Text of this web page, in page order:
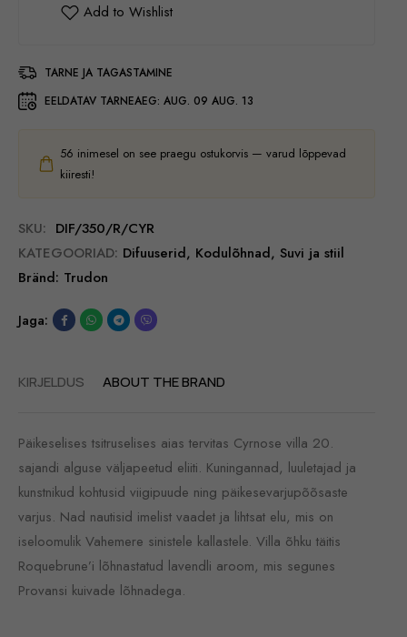
TARNE JA TAGASTAMINE
EELDATAV TARNEAEG: AUG. 09 AUG. 13
56 inimesel on see praegu ostukorvis — varud lõppevad
kiiresti!
SKU: DIF/350/R/CYR
KATEGOORIAD: Difuuserid, Kodulõhnad, Suvi ja stiil
Bränd: Trudon
Jaga:
KIRJELDUS ABOUT THE BRAND
Päikeselises tsitruselises aias tervitas Cyrnose villa 20.
sajandi alguse väljapeetud eliiti. Kuningannad, luuletajad ja
kunstnikud kohtusid viigipuude ning päikesevarjupõõsaste
varjus. Nad nautisid imelist vaadet ja lihtsat elu, mis on
iseloomulik Vahemere sinistele kallastele. Villa õhku täitis
Roquebrune’i lõhnastatud lavendli aroom, mis segunes
Provansi kuivade lõhnadega.